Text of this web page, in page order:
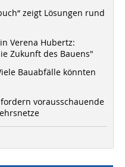
zeigt Lösungen rund
Verena Hubertz:
Zukunft des Bauens"
Bauabfälle könnten
vorausschauende